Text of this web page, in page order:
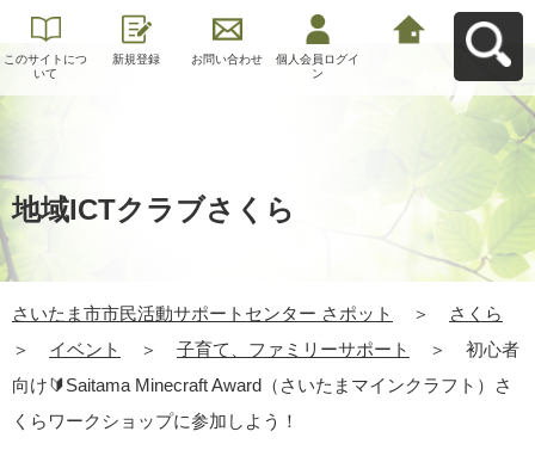
このサイトにつ
いて
新規登録 お問い合わせ
個人会員ログイ
ン
地域ICTクラブさくら
さいたま市市民活動サポートセンター さポット ＞
さくら
＞
イベント ＞ 子育て、ファミリーサポート ＞
初心者
向け🔰Saitama Minecraft Award（さいたまマインクラフト）さ
くらワークショップに参加しよう！